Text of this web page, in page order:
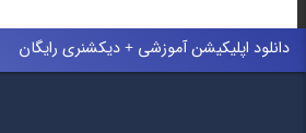
دانلود اپلیکیشن آموزشی + دیکشنری رایگان